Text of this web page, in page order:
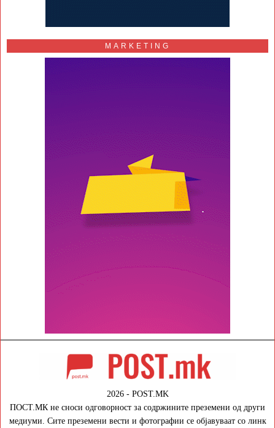
MARKETING
2026 - POST.MK
ПОСТ.МК не сноси одговорност за содржините преземени од други
медиуми. Сите преземени вести и фотографии се објавуваат со линк